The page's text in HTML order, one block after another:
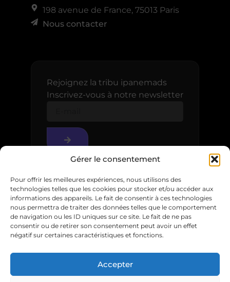
Gérer le consentement
Pour offrir les meilleures expériences, nous utilisons des
technologies telles que les cookies pour stocker et/ou accéder aux
informations des appareils. Le fait de consentir à ces technologies
nous permettra de traiter des données telles que le comportement
de navigation ou les ID uniques sur ce site. Le fait de ne pas
consentir ou de retirer son consentement peut avoir un effet
négatif sur certaines caractéristiques et fonctions.
Accepter
198 avenue de France, 75013 Paris
Nous contacter
Rejoignez la tribu ipanemads
Inscrivez-vous à notre newsletter
© 2025
Mentions légales